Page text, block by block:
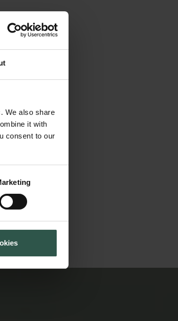
We also share
it with
consent to our
kom ind
til på
vi
hårdt det
min